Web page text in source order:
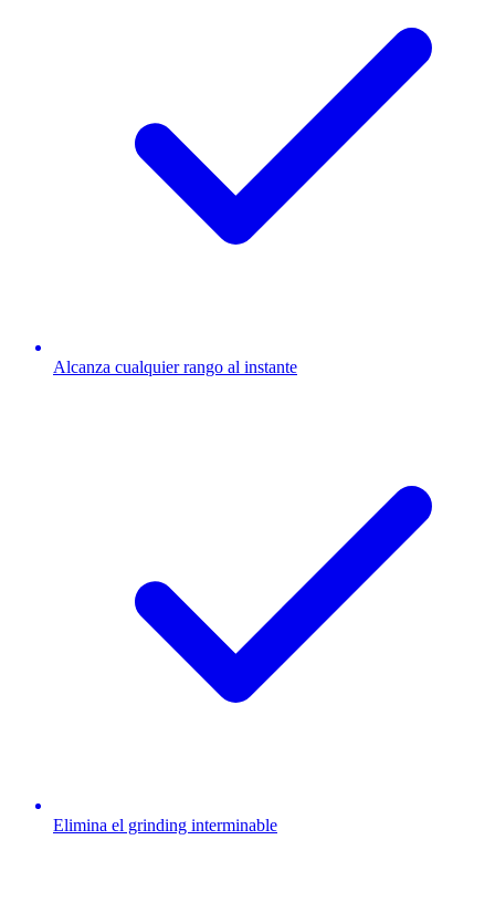
Alcanza cualquier rango al instante
Elimina el grinding interminable